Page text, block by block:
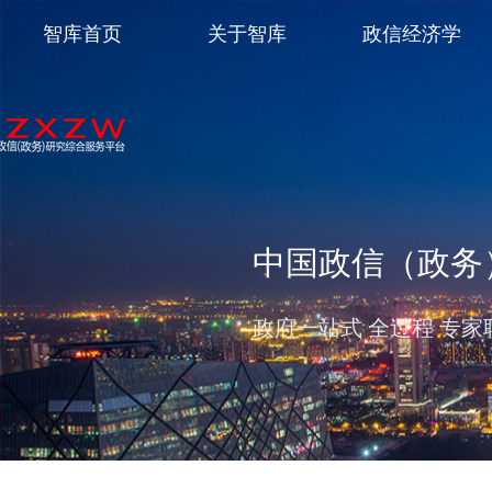
中国政信（政
政府一站式 全过程 专
智库首页 关于智库 政信经济学